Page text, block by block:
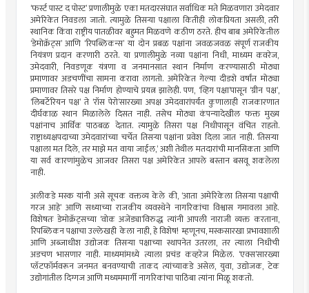
‘फर्स्ट पास्ट द पोस्ट’ प्रणालीमुळे एका मतदारसंघात सर्वाधिक मते मिळवणारा उमेदवार
अमेरिकेत निवडला जातो. त्यामुळे तिसर्‍या पक्षाला कितीही लोकप्रियता असली, तरी
स्थानिक किंवा राष्ट्रीय पातळीवर बहुमत मिळवणे कठीण ठरते. हीच बाब अमेरिकेतील
‘डेमोक्रॅट्स’ आणि ‘रिपब्लिकन्स’ या दोन प्रबळ पक्षांना जवळजवळ संपूर्ण राजकीय
नियंत्रण प्रदान करणारी ठरते. या प्रणालीमुळे नव्या पक्षांना निधी, माध्यम कवरेज,
उमेदवारी, निवडणूक यंत्रणा व जनमानसात स्थान निर्माण करण्यासाठी मोठ्या
प्रमाणावर अडचणींचा सामना करावा लागतो. अमेरिकेत गेल्या दीडशे वर्षांत मोठ्या
प्रमाणावर तिसरे पक्ष निर्माण होण्याचे प्रयत्न झालेही. पण, ‘व्हिग पक्षा’पासून ‘ग्रीन पक्ष’,
‘लिबर्टेरियन पक्ष’ ते ‘रॉस पेरो’सारख्या अपक्ष उमेदवारांपर्यंत कुणालाही राजकारणात
दीर्घकाळ स्थान मिळालेले दिसत नाही. तसेच मोठ्या कंपन्यादेखील फक्त मुख्य
पक्षांनाच आर्थिक पाठबळ देतात. त्यामुळे तिसरा पक्ष निधीपासून वंचित राहतो.
राष्ट्राध्यक्षपदाच्या उमेदवारांच्या चर्चेत तिसर्‍या पक्षांना प्रवेश दिला जात नाही. ‘तिसर्‍या
पक्षाला मत दिले, तर माझे मत वाया जाईल,’ अशी तेथील मतदारांची मानसिकता आणि
या सर्व कारणांमुळेच आजवर तिसरा पक्ष अमेरिकेत आपले बस्तान बसवू शकलेला
नाही.
अलीकडे मस्क यांनी असे सूचक वक्तव्य केले की, ‘आता अमेरिकेला तिसर्‍या पक्षाची
गरज आहे’ आणि सध्याच्या राजकीय व्यवस्थेने नागरिकांचा विश्वास गमावला आहे.
विशेषतः डेमोक्रॅट्सच्या ‘वोक अजेंड्या’विरुद्ध त्यांनी आपली नाराजी व्यक्त करताना,
रिपब्लिकन पक्षाचा उल्लेखही केला नाही, हे विशेष! म्हणूनच, मस्कसारखा प्रभावशाली
आणि अब्जाधीश उद्योजक तिसर्‍या पक्षाच्या स्थापनेत उतरला, तर त्याला निधीची
अडचण भासणार नाही. माध्यमांमध्ये त्याला प्रचंड कव्हरेज मिळेल. ‘एक्स’सारख्या
प्लॅटफॉर्मवरून जनमत बनवण्याची ताकद त्यांच्याकडे असेल, युवा, उद्योजक, टेक
उद्योगांतील दिग्गज आणि मध्यममार्गी नागरिकांचा पाठिंबा त्यांना मिळू शकतो.